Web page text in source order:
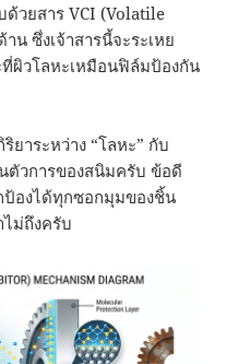
วยสาร VCI (Volatile
ซึ่งเจ้าสารนี้จะระเหย
ที่ผิวโลหะเหมือนฟิล์มป้องกัน
าระหว่าง “โลหะ” กับ
ตัวการของสนิมครับ ข้อดี
องได้ทุกซอกมุมของชิ้น
ม่ถึงครับ